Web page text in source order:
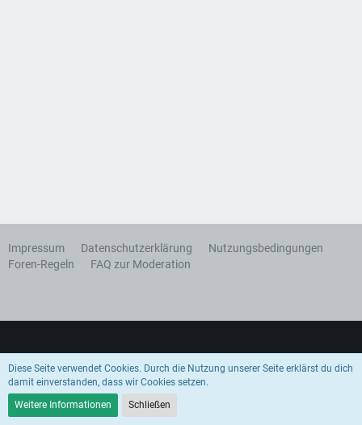
Impressum Datenschutzerklärung
Nutzungsbedingungen
Foren-Regeln
FAQ zur Moderation
Community-Software:
Diese Seite verwendet Cookies. Durch die Nutzung unserer Seite erklärst du dich
damit einverstanden, dass wir Cookies setzen.
Weitere Informationen
Schließen